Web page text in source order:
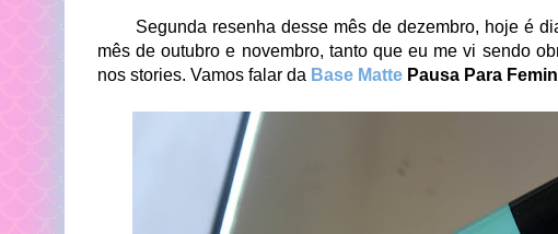
Segunda resenha desse mês de dezembro, hoje é
mês de outubro e novembro, tanto que eu me vi sendo
nos stories. Vamos falar da Base Matte Pausa Para